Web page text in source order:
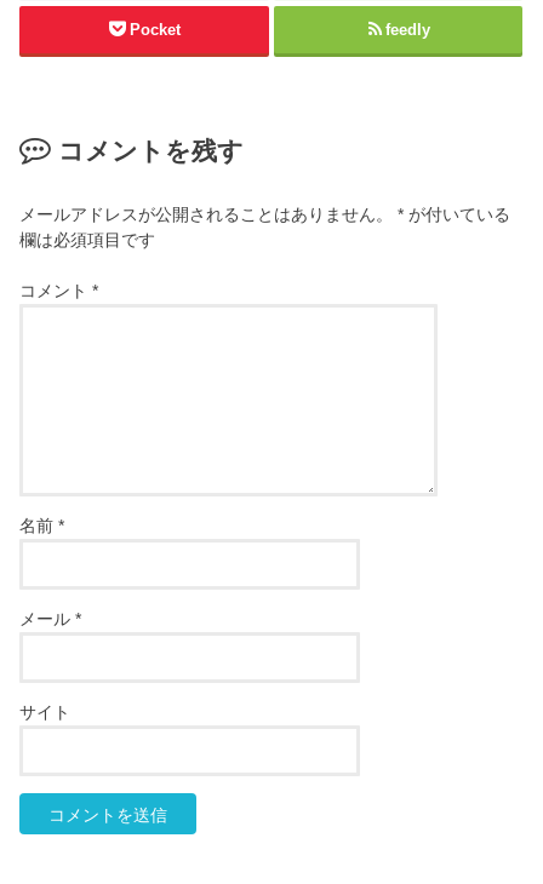
Pocket feedly
コメントを残す
メールアドレスが公開されることはありません。 * が付いている
欄は必須項目です
コメント*
名前*
メール*
サイト